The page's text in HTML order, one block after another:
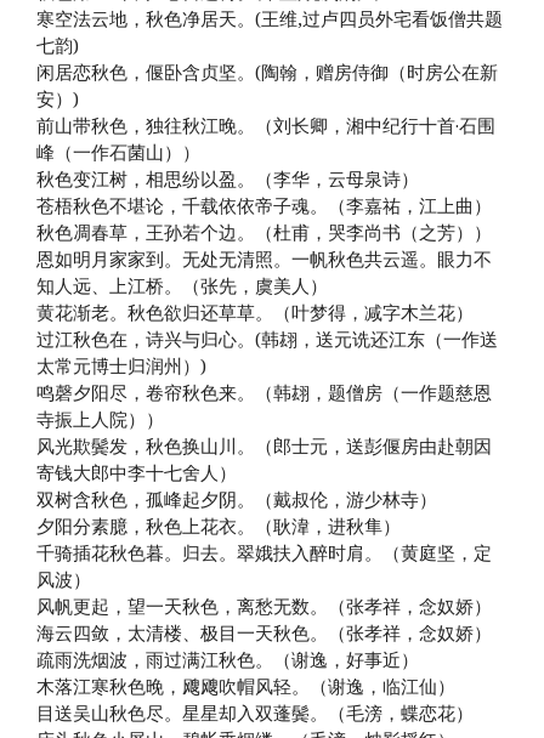
寒空法云地，秋色净居天。(王维,过卢四员外宅看饭僧共题
七韵)
闲居恋秋色，偃卧含贞坚。(陶翰，赠房侍御（时房公在新
安）)
前山带秋色，独往秋江晚。（刘长卿，湘中纪行十首·石围
峰（一作石菌山））
秋色变江树，相思纷以盈。（李华，云母泉诗）
苍梧秋色不堪论，千载依依帝子魂。（李嘉祐，江上曲）
秋色凋春草，王孙若个边。（杜甫，哭李尚书（之芳））
恩如明月家家到。无处无清照。一帆秋色共云遥。眼力不
知人远、上江桥。（张先，虞美人）
黄花渐老。秋色欲归还草草。（叶梦得，减字木兰花）
过江秋色在，诗兴与归心。(韩翃，送元诜还江东（一作送
太常元博士归润州）)
鸣磬夕阳尽，卷帘秋色来。（韩翃，题僧房（一作题慈恩
寺振上人院））
风光欺鬓发，秋色换山川。（郎士元，送彭偃房由赴朝因
寄钱大郎中李十七舍人）
双树含秋色，孤峰起夕阴。（戴叔伦，游少林寺）
夕阳分素臆，秋色上花衣。（耿湋，进秋隼）
千骑插花秋色暮。归去。翠娥扶入醉时肩。（黄庭坚，定
风波）
风帆更起，望一天秋色，离愁无数。（张孝祥，念奴娇）
海云四敛，太清楼、极目一天秋色。（张孝祥，念奴娇）
疏雨洗烟波，雨过满江秋色。（谢逸，好事近）
木落江寒秋色晚，飕飕吹帽风轻。（谢逸，临江仙）
目送吴山秋色尽。星星却入双蓬鬓。（毛滂，蝶恋花）